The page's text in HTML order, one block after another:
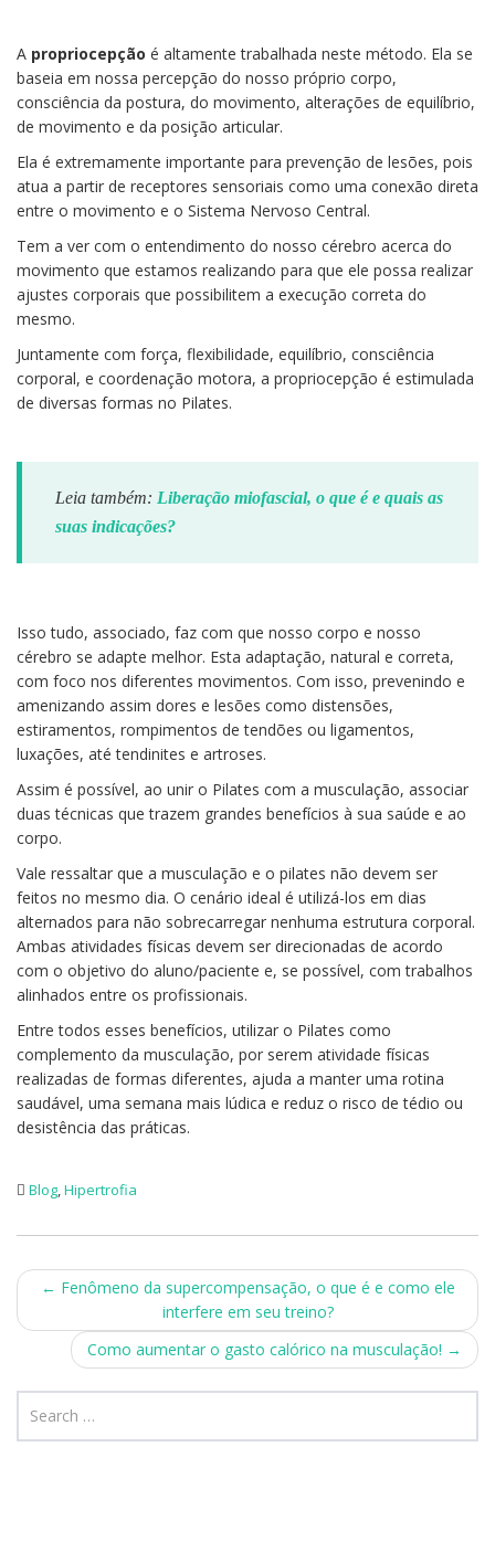
A propriocepção é altamente trabalhada neste método. Ela se
baseia em nossa percepção do nosso próprio corpo,
consciência da postura, do movimento, alterações de equilíbrio,
de movimento e da posição articular.
Ela é extremamente importante para prevenção de lesões, pois
atua a partir de receptores sensoriais como uma conexão direta
entre o movimento e o Sistema Nervoso Central.
Tem a ver com o entendimento do nosso cérebro acerca do
movimento que estamos realizando para que ele possa realizar
ajustes corporais que possibilitem a execução correta do
mesmo.
Juntamente com força, flexibilidade, equilíbrio, consciência
corporal, e coordenação motora, a propriocepção é estimulada
de diversas formas no Pilates.
Leia também: Liberação miofascial, o que é e quais as
suas indicações?
Isso tudo, associado, faz com que nosso corpo e nosso
cérebro se adapte melhor. Esta adaptação, natural e correta,
com foco nos diferentes movimentos. Com isso, prevenindo e
amenizando assim dores e lesões como distensões,
estiramentos, rompimentos de tendões ou ligamentos,
luxações, até tendinites e artroses.
Assim é possível, ao unir o Pilates com a musculação, associar
duas técnicas que trazem grandes benefícios à sua saúde e ao
corpo.
Vale ressaltar que a musculação e o pilates não devem ser
feitos no mesmo dia. O cenário ideal é utilizá-los em dias
alternados para não sobrecarregar nenhuma estrutura corporal.
Ambas atividades físicas devem ser direcionadas de acordo
com o objetivo do aluno/paciente e, se possível, com trabalhos
alinhados entre os profissionais.
Entre todos esses benefícios, utilizar o Pilates como
complemento da musculação, por serem atividade físicas
realizadas de formas diferentes, ajuda a manter uma rotina
saudável, uma semana mais lúdica e reduz o risco de tédio ou
desistência das práticas.
Blog,Hipertrofia
Post
navigation
← Fenômeno da supercompensação, o que é e como ele
interfere em seu treino?
Como aumentar o gasto calórico na musculação! →